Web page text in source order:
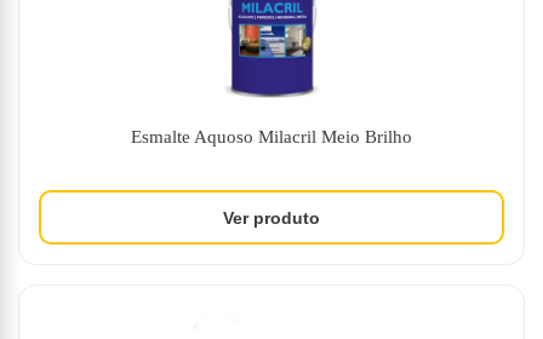
Esmalte Aquoso Milacril Meio Brilho